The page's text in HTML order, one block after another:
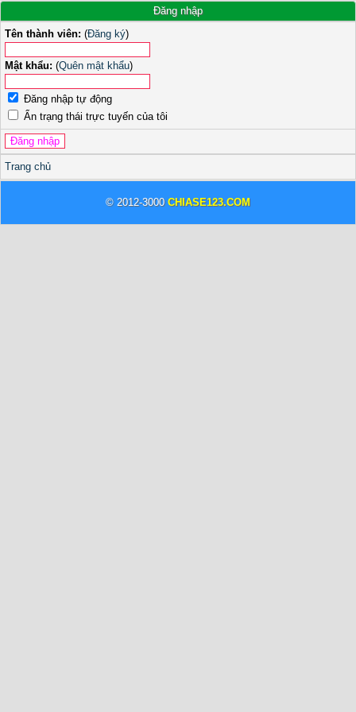
Đăng nhập
Tên thành viên: (Đăng ký)
Mật khẩu: (Quên mật khẩu)
Đăng nhập tự động
Ẩn trạng thái trực tuyến của tôi
Trang chủ
© 2012-3000 CHIASE123.COM